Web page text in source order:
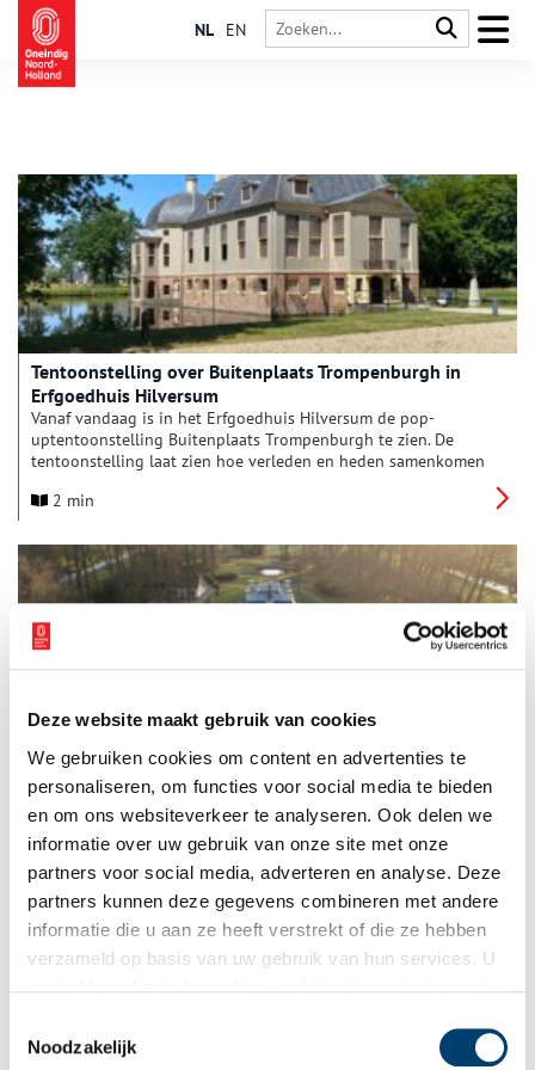
Deze website maakt gebruik van cookies
We gebruiken cookies om content en advertenties te
personaliseren, om functies voor social media te bieden
en om ons websiteverkeer te analyseren. Ook delen we
informatie over uw gebruik van onze site met onze
partners voor social media, adverteren en analyse. Deze
partners kunnen deze gegevens combineren met andere
informatie die u aan ze heeft verstrekt of die ze hebben
verzameld op basis van uw gebruik van hun services. U
Noodzakelijk
NL EN
Tentoonstelling over Buitenplaats Trompenburgh in
Erfgoedhuis Hilversum
Vanaf vandaag is in het Erfgoedhuis Hilversum de pop-
uptentoonstelling Buitenplaats Trompenburgh te zien. De
tentoonstelling laat zien hoe verleden en heden samenkomen
Buitenplaats Trompenburgh, een van de meest bijzondere
2 min
Maandag 6 oktober is het zover: de restauratie van de tuin van
Buitenplaats Trompenburgh gaat van start. Daarmee geeft
eigenaar Monumentenbezit dit unieke ensemble van huis,
water en tuin zijn oorspronkelijke samenhang terug.
2 min